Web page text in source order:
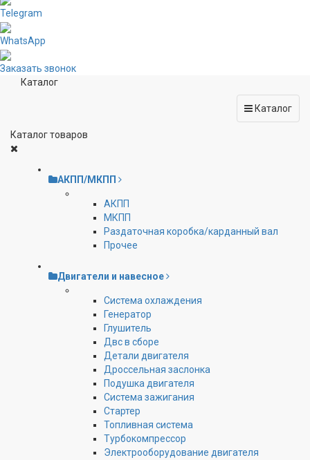
Telegram
WhatsApp
Заказать звонок
Каталог
Каталог
Каталог товаров
АКПП/МКПП
АКПП
МКПП
Раздаточная коробка/карданный вал
Прочее
Двигатели и навесное
Cистема охлаждения
Генератор
Глушитель
Двс в сборе
Детали двигателя
Дроссельная заслонка
Подушка двигателя
Система зажигания
Стартер
Топливная система
Турбокомпрессор
Электрооборудование двигателя